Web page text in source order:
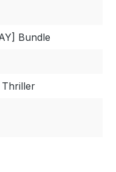
Bundle
Thriller